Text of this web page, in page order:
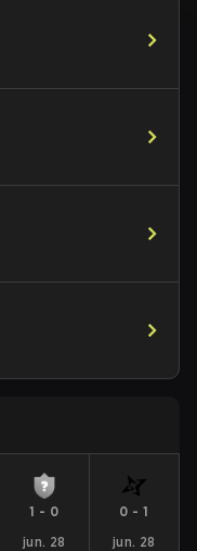
1 - 0
jun. 28
0 -1
jun. 28